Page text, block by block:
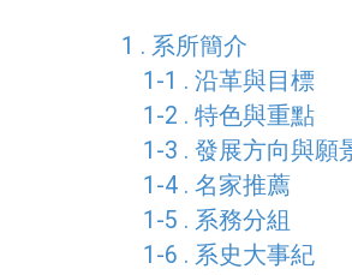
1 . 系所簡介
1-1 . 沿革與目標
1-2 . 特色與重點
1-3 . 發展方向與願
1-4 . 名家推薦
1-5 . 系務分組
1-6 . 系史大事紀